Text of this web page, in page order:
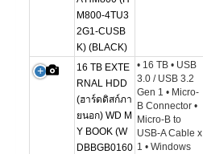
M800-4TU3
2G1-CUSB
K) (BLACK)
16 TB EXTE
RNAL HDD
(ฮาร์ดดิสก์ภา
ยนอก) WD M
Y BOOK (W
DBBGB0160
• 16 TB • USB
3.0 / USB 3.2
Gen 1 • Micro-
B Connector •
Micro-B to
USB-A Cable x
1 • Windows